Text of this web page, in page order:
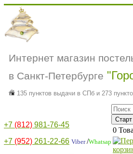
Интернет магазин
в Санкт-Петербурге
135 пунктов выдачи в СПб и 273
+7 (812) 981-76-45
+7 (952) 261-22-66 Viber/Whatsap
0